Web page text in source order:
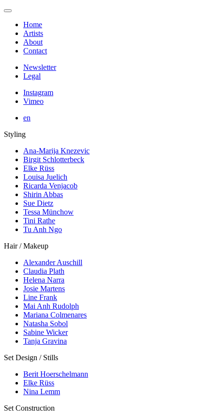
Home
Artists
About
Contact
Newsletter
Legal
Instagram
Vimeo
en
Styling
Ana-Marija Knezevic
Birgit Schlotterbeck
Elke Rüss
Louisa Juelich
Ricarda Venjacob
Shirin Abbas
Sue Dietz
Tessa Münchow
Tini Rathe
Tu Anh Ngo
Hair / Makeup
Alexander Auschill
Claudia Plath
Helena Narra
Josie Martens
Line Frank
Mai Anh Rudolph
Mariana Colmenares
Natasha Sobol
Sabine Wicker
Tanja Gravina
Set Design / Stills
Berit Hoerschelmann
Elke Rüss
Nina Lemm
Set Construction